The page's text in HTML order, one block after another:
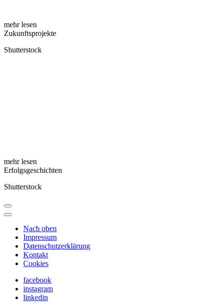
mehr lesen
Zukunftsprojekte
Shutterstock
mehr lesen
Erfolgsgeschichten
Shutterstock
Nach oben
Impressum
Datenschutzerklärung
Kontakt
Cookies
facebook
instagram
linkedin